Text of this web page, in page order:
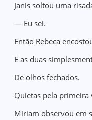
Janis soltou uma
— Eu sei.
Então Rebeca
E as duas
De olhos fechados.
Quietas pela primeira
Miriam observou em